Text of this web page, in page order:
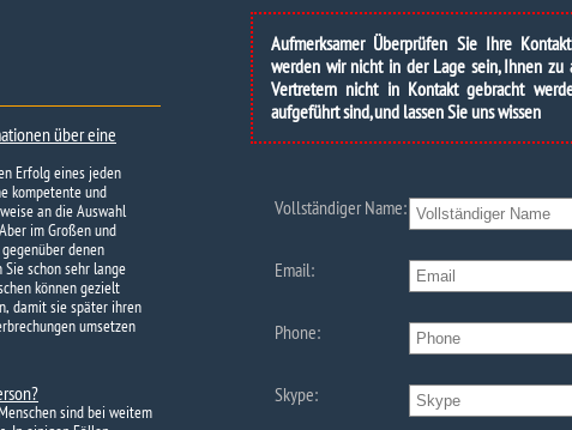
Aufmerksamer Überprüfen Sie Ihre
werden wir nicht in der Lage sein, Ihnen zu
Vertretern nicht in Kontakt gebracht
aufgeführt sind, und lassen Sie uns wissen
Vollständiger Name:
Email:
Phone:
Skype:
über eine
Erfolg eines jeden
kompetente und
an die Auswahl
im Großen und
denen
schon sehr lange
können gezielt
damit sie später ihren
umsetzen
sind bei weitem